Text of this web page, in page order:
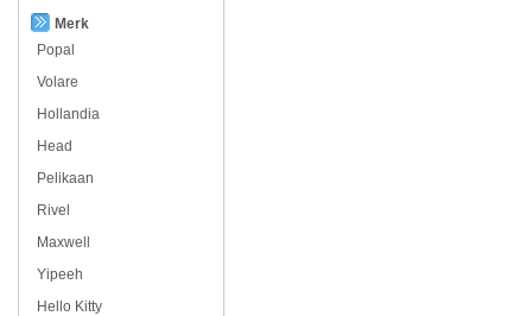
Merk
Popal
Volare
Hollandia
Head
Pelikaan
Rivel
Maxwell
Yipeeh
Hello Kitty